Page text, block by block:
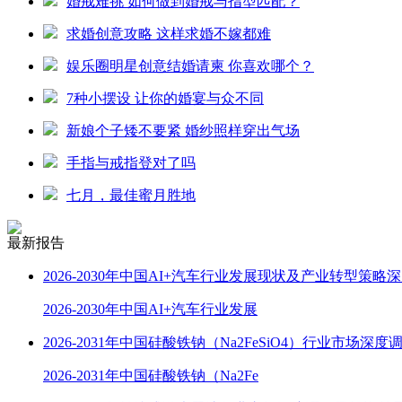
求婚创意攻略 这样求婚不嫁都难
娱乐圈明星创意结婚请柬 你喜欢哪个？
7种小摆设 让你的婚宴与众不同
新娘个子矮不要紧 婚纱照样穿出气场
手指与戒指登对了吗
七月，最佳蜜月胜地
最新报告
2026-2030年中国AI+汽车行业发展现状及产业转型策略
2026-2030年中国AI+汽车行业发展
2026-2031年中国硅酸铁钠（Na2FeSiO4）行业市场深度
2026-2031年中国硅酸铁钠（Na2Fe